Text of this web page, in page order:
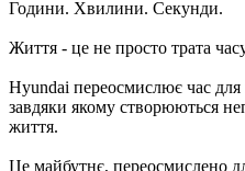
Години. Хвилини. Секунди.
Життя - це не просто трата
Hyundai переосмислює час
завдяки якому створюються
життя.
Це майбутнє, переосмислено